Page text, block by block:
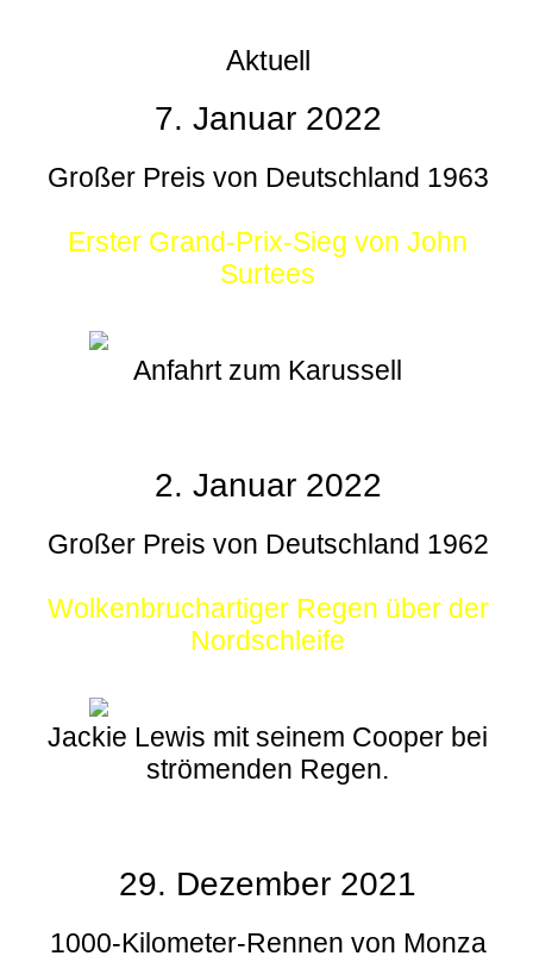
Aktuell
7. Januar 2022
Großer Preis von Deutschland 1963
Erster Grand-Prix-Sieg von John
Surtees
Anfahrt zum Karussell
2. Januar 2022
Großer Preis von Deutschland 1962
Wolkenbruchartiger Regen über der
Nordschleife
Jackie Lewis mit seinem Cooper bei
strömenden Regen.
29. Dezember 2021
1000-Kilometer-Rennen von Monza